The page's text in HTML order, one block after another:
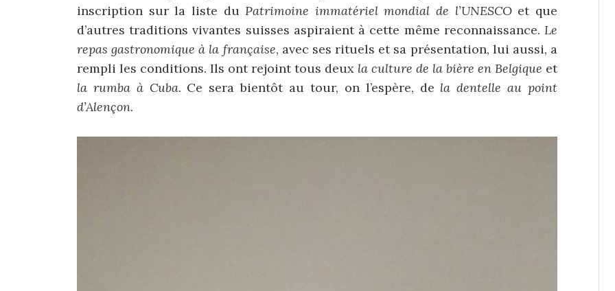
inscription sur la liste duPatrimoine immatériel mondial de l’UNESCOet que
d’autres traditions vivantes suisses aspiraient à cette même reconnaissance. Le
repas gastronomique à la française, avec ses rituels et sa présentation, lui aussi, a
rempli les conditions. Ils ont rejoint tous deux la culture de la bière en Belgique et
la rumba à Cuba. Ce sera bientôt au tour, on l’espère, de la dentelle au point
d’Alençon.